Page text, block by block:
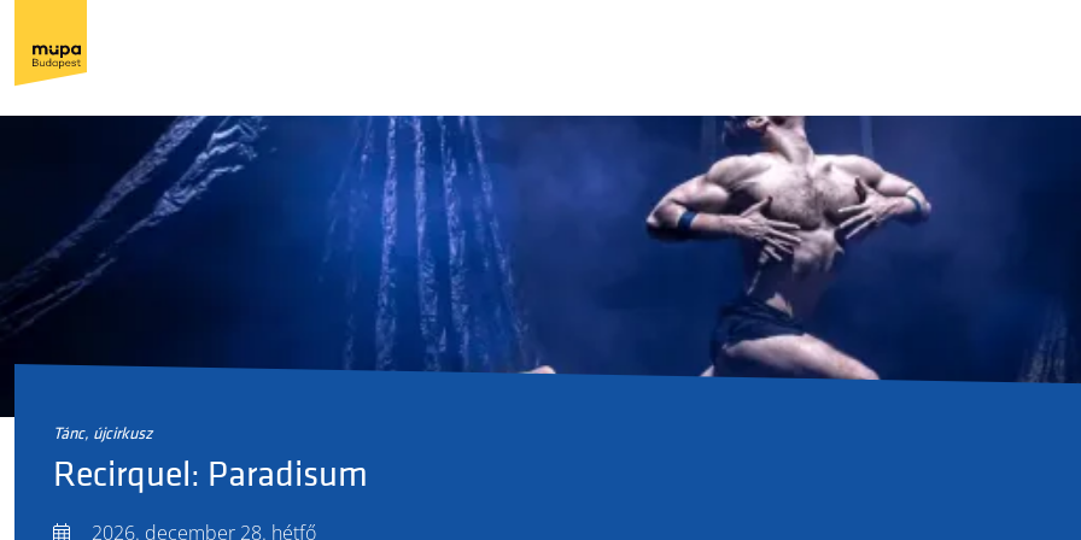
tánc, újcirkusz
Recirquel: Paradisum
2026. december 28. hétfő